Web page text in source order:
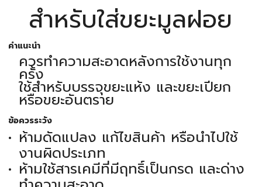
สำหรับใส่ขยะมูลฝอย
คำแนะนำ
ควรทำความสะอาดหลังการใช้งานทุก
ครั้ง
ใช้สำหรับบรรจุขยะแห้ง และขยะเปียก
หรือขยะอันตราย
ข้อควรระวัง
ห้ามดัดแปลง แก้ไขสินค้า หรือนำไปใช้
งานผิดประเภท
ห้ามใช้สารเคมีที่มีฤทธิ์เป็นกรด และด่าง